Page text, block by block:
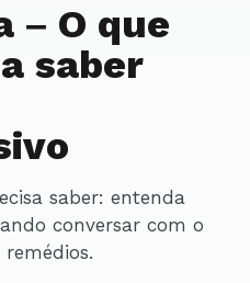
– O que
saber
conversar com o